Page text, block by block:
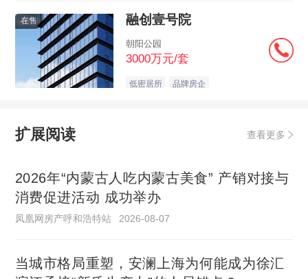
在售 融创壹号院
朝阳公园
3000万元/套
低密居所 品牌房企
扩展阅读 查看更多
2026年“内蒙古人吃内蒙古美食” 产销对接与
消费促进活动 成功举办
凤凰网房产呼和浩特站 2026-08-07
当城市格局重塑，安澜上海为何能成为徐汇